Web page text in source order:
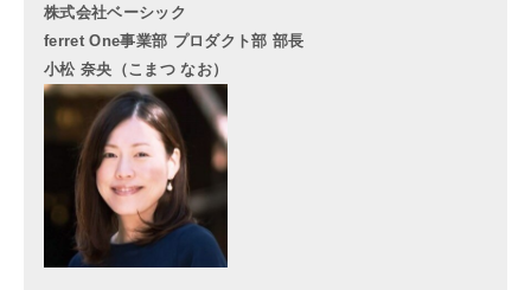
株式会社ベーシック
ferret One事業部 プロダクト部 部長
小松 奈央（こまつ なお）